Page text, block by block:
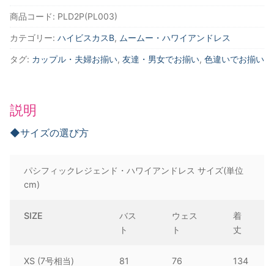
カ
ス
ペ
ン
ク
商品コード: PLD2P(PL003)
カテゴリー: ハイビスカスB, ムームー・ハワイアンドレス
タグ: カップル・夫婦お揃い, 友達・男女でお揃い, 色違いでお揃い
説明
◆サイズの選び方
パシフィックレジェンド・ハワイアンドレス サイズ(単位
cm)
SIZE
バス
ト
ウェス
ト
着
丈
XS (7号相当) 81 76 134